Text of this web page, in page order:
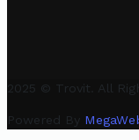
2025 © Trovit. All
Powered By